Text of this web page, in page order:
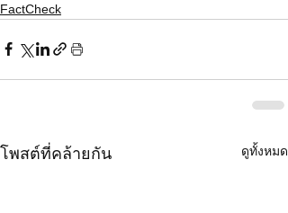
FactCheck
โพสต์ที่คล้ายกัน ดูทั้งหมด